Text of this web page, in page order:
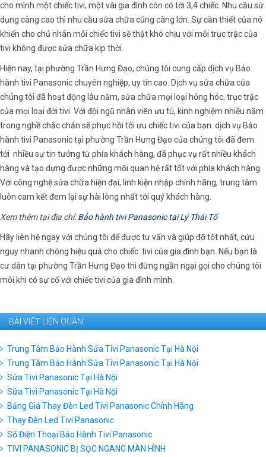
cho mình một chiếc tivi, một vài gia đình còn có tới 3,4 chiếc. Nhu cầu sử
dụng càng cao thì nhu cầu sửa chữa cũng càng lớn. Sự cần thiết của nó
khiến cho chủ nhân mỗi chiếc tivi sẽ thật khó chịu với mỗi trục trặc của
tivi không được sửa chữa kịp thời.
Hiện nay, tại phường Trần Hưng Đạo, chúng tôi cung cấp dịch vụ Bảo
hành tivi Panasonic chuyên nghiệp, uy tín cao. Dịch vụ sửa chữa của
chúng tôi đã hoạt động lâu năm, sửa chữa mọi loại hỏng hóc, trục trặc
của mọi loại đời tivi. Với đội ngũ nhân viên ưu tú, kinh nghiệm nhiều năm
trong nghề chắc chắn sẽ phục hồi tối ưu chiếc tivi của bạn. dịch vụ Bảo
hành tivi Panasonic tại phường Trần Hưng Đạo của chúng tôi đã đem
tới nhiều sự tin tưởng từ phía khách hàng, đã phục vụ rất nhiều khách
hàng và tạo dựng được những mối quan hệ rất tốt với phía khách hàng.
Với công nghệ sửa chữa hiện đại, linh kiện nhập chính hãng, trung tâm
luôn cam kết đem lại sự hài lòng nhất tới quý khách hàng.
Xem thêm tại địa chỉ:Bảo hành tivi Panasonic tại Lý Thái Tổ
Hãy liên hệ ngay với chúng tôi để được tư vấn và giúp đỡ tốt nhất, cứu
nguy nhanh chóng hiệu quả cho chiếc tivi của gia đình bạn. Nếu bạn là
cư dân tại phường Trần Hưng Đạo thì đừng ngần ngại gọi cho chúng tôi
mỗi khi có sự cố với chiếc tivi của gia đình mình.
BÀI VIẾT LIÊN QUAN
Trung Tâm Bảo Hành Sửa Tivi Panasonic Tại Hà Nội
Trung Tâm Bảo Hành Sửa Tivi Panasonic Tại Hà Nội
Sửa Tivi Panasonic Tại Hà Nội
Sửa Tivi Panasonic Tại Hà Nội
Bảng Giá Thay Đèn Led Tivi Panasonic Chính Hãng
Thay Đèn Led Tivi Panasonic
Số Điện Thoại Bảo Hành Tivi Panasonic
TIVI PANASONIC BỊ SỌC NGANG MÀN HÌNH